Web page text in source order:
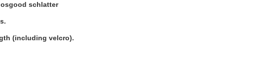
schlatter
(including velcro).